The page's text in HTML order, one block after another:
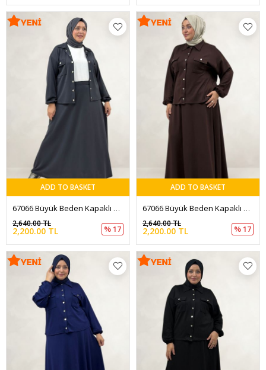
ADD TO BASKET
67066 Büyük Beden Kapaklı Cepli Etekli Modal Takım - Antrasit
2,200.00 TL
2,640.00 TL
% 17
ADD TO BASKET
67066 Büyük Beden Kapaklı Cepli Etekli Modal Takım - Kahve
2,200.00 TL
2,640.00 TL
% 17